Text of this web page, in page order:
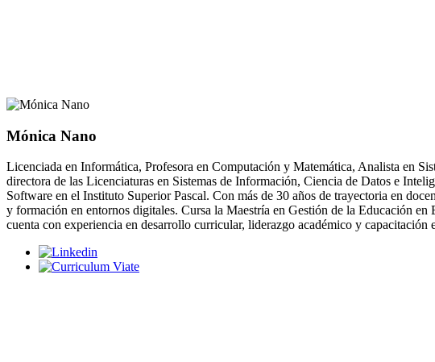
Mónica Nano
Licenciada en Informática, Profesora en Computación y Matemática, Analista en
directora de las Licenciaturas en Sistemas de Información, Ciencia de Datos e
Software en el Instituto Superior Pascal. Con más de 30 años de trayectoria en
y formación en entornos digitales. Cursa la Maestría en Gestión de la Educación
cuenta con experiencia en desarrollo curricular, liderazgo académico y